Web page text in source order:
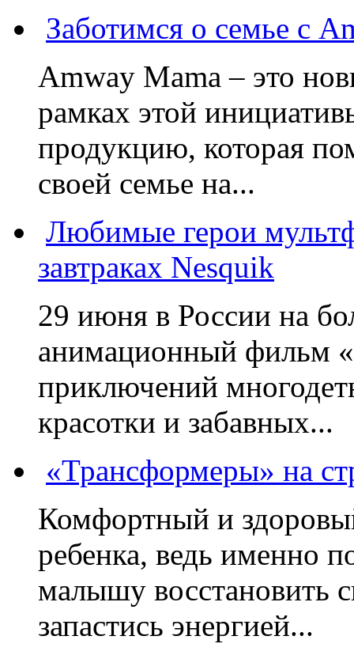
Заботимся о семье с
Amway Mama – это
рамках этой
продукцию, которая
своей семье на...
Любимые герои
завтраках Nesquik
29 июня в России на
анимационный фильм
приключений
красотки и забавных...
«Трансформеры» на
Комфортный и
ребенка, ведь именно
малышу восстановить
запастись энергией...